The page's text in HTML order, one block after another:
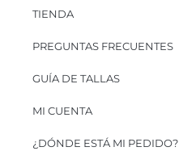
TIENDA
PREGUNTAS FRECUENTES
GUÍA DE TALLAS
MI CUENTA
¿DÓNDE ESTÁ MI PEDIDO?